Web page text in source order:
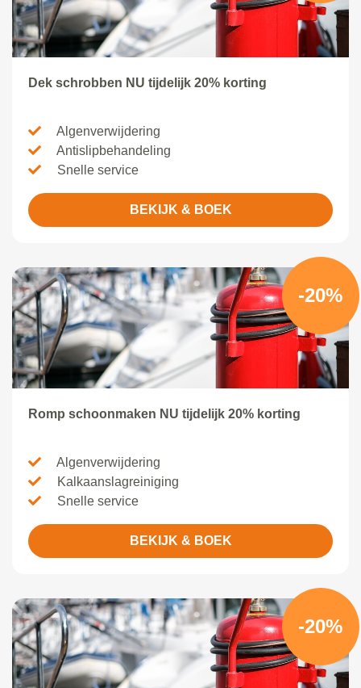
Dek schrobben NU tijdelijk 20% korting
Algenverwijdering
Antislipbehandeling
Snelle service
BEKIJK & BOEK
-20%
Romp schoonmaken NU tijdelijk 20% korting
Algenverwijdering
Kalkaanslagreiniging
Snelle service
BEKIJK & BOEK
-20%